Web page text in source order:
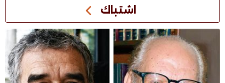
اشتباك